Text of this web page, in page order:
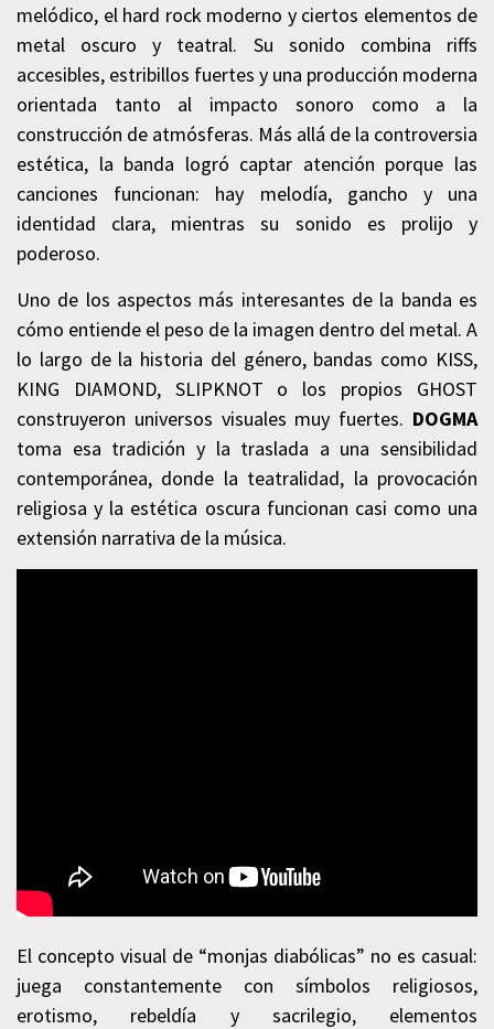
melódico, el hard rock moderno y ciertos elementos de
metal oscuro y teatral. Su sonido combina riffs
accesibles, estribillos fuertes y una producción moderna
orientada tanto al impacto sonoro como a la
construcción de atmósferas. Más allá de la controversia
estética, la banda logró captar atención porque las
canciones funcionan: hay melodía, gancho y una
identidad clara, mientras su sonido es prolijo y
poderoso.
Uno de los aspectos más interesantes de la banda es
cómo entiende el peso de la imagen dentro del metal. A
lo largo de la historia del género, bandas como KISS,
KING DIAMOND, SLIPKNOT o los propios GHOST
construyeron universos visuales muy fuertes. DOGMA
toma esa tradición y la traslada a una sensibilidad
contemporánea, donde la teatralidad, la provocación
religiosa y la estética oscura funcionan casi como una
extensión narrativa de la música.
El concepto visual de “monjas diabólicas” no es casual:
juega constantemente con símbolos religiosos,
erotismo, rebeldía y sacrilegio, elementos